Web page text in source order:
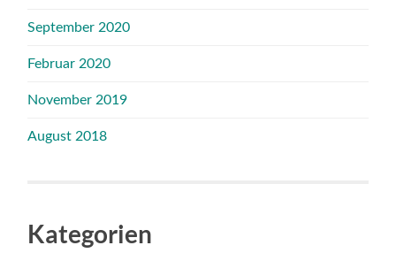
September 2020
Februar 2020
November 2019
August 2018
Kategorien